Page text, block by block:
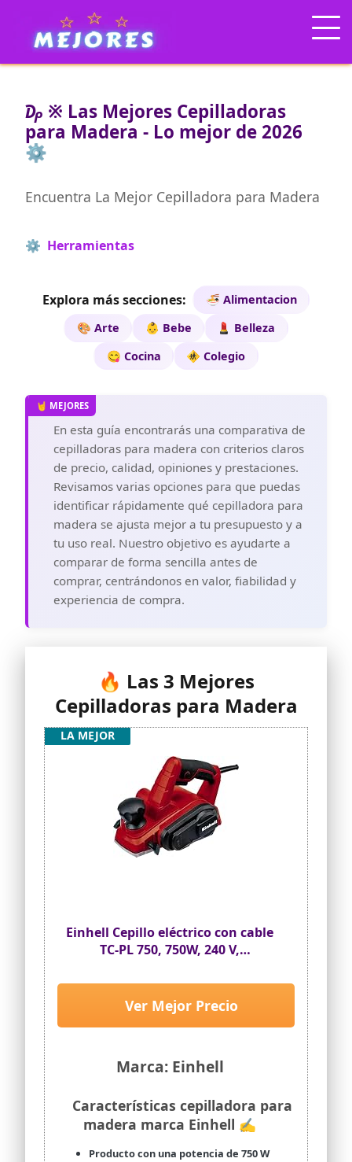
₯ ※ Las Mejores Cepilladoras
para Madera - Lo mejor de 2026
⚙️
Encuentra La Mejor Cepilladora para Madera
⚙️ Herramientas
Explora más secciones:
🍜 Alimentacion
🎨 Arte
👶 Bebe
💄 Belleza
😋 Cocina
🚸 Colegio
En esta guía encontrarás una comparativa de
cepilladoras para madera con criterios claros
de precio, calidad, opiniones y prestaciones.
Revisamos varias opciones para que puedas
identificar rápidamente qué cepilladora para
madera se ajusta mejor a tu presupuesto y a
tu uso real. Nuestro objetivo es ayudarte a
comparar de forma sencilla antes de
comprar, centrándonos en valor, fiabilidad y
experiencia de compra.
🔥 Las 3 Mejores
Cepilladoras para Madera
Einhell Cepillo eléctrico con cable
TC-PL 750, 750W, 240 V,
cuchilla grande, Incluye tope de
profundidad, Cuchilla giratoria,
Negro, Rojo, (L x B x H) 261 x 158 x
Marca: Einhell
Ver Mejor Precio
LA MEJOR
Características cepilladora para
madera marca Einhell ✍
Producto con una potencia de 750 W